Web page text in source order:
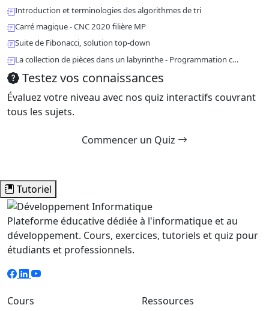
Introduction et terminologies des algorithmes de tri
Carré magique - CNC 2020 filière MP
Suite de Fibonacci, solution top-down
La collection de pièces dans un labyrinthe - Programmation c…
Testez vos connaissances
Évaluez votre niveau avec nos quiz interactifs couvrant
tous les sujets.
Commencer un Quiz
Tutoriel
Plateforme éducative dédiée à l'informatique et au
développement. Cours, exercices, tutoriels et quiz pour
étudiants et professionnels.
Cours
Ressources